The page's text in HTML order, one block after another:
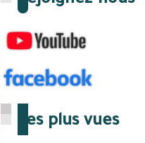
Les plus vues